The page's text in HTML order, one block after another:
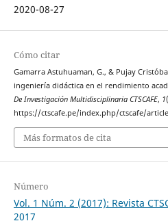
2020-08-27
Cómo citar
Gamarra Astuhuaman, G., & Pujay
ingeniería didáctica en el rendimiento
De Investigación Multidisciplinaria CTSCAFE, 1
https://ctscafe.pe/index.php/ctscafe/
Más formatos de cita
Número
Vol. 1 Núm. 2 (2017): Revista
2017